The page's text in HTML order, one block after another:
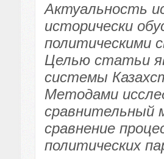
Актуальность
исторически
политическими
Целью статьи
системы
Методами
сравнительный
сравнение
политических